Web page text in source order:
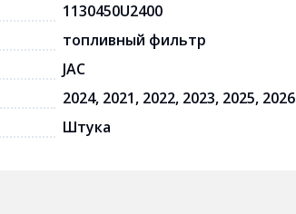
1130450U2400
топливный фильтр
JAC
2024, 2021, 2022, 2023, 2025, 2026
Штука